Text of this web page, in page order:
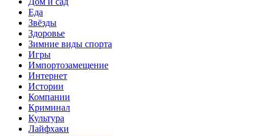
Еда
Звёзды
Здоровье
Зимние виды спорта
Игры
Импортозамещение
Интернет
Истории
Компании
Криминал
Культура
Лайфхаки